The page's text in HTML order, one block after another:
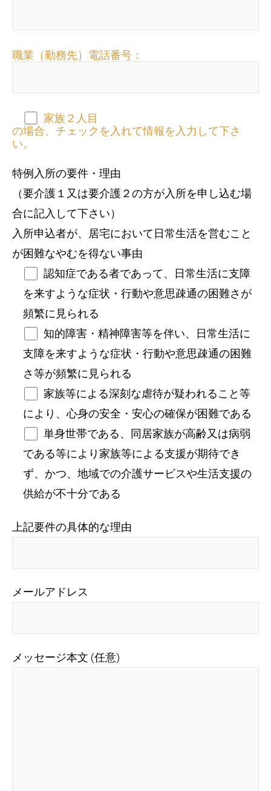
職業（勤務先）電話番号：
家族２人目
の場合、チェックを入れて情報を入力して下さ
い。
特例入所の要件・理由
（要介護１又は要介護２の方が入所を申し込む場
合に記入して下さい）
入所申込者が、居宅において日常生活を営むこと
が困難なやむを得ない事由
認知症である者であって、日常生活に支障
を来すような症状・行動や意思疎通の困難さが
頻繁に見られる
知的障害・精神障害等を伴い、日常生活に
支障を来すような症状・行動や意思疎通の困難
さ等が頻繁に見られる
家族等による深刻な虐待が疑われること等
により、心身の安全・安心の確保が困難である
単身世帯である、同居家族が高齢又は病弱
である等により家族等による支援が期待でき
ず、かつ、地域での介護サービスや生活支援の
供給が不十分である
上記要件の具体的な理由
メールアドレス
メッセージ本文 (任意)